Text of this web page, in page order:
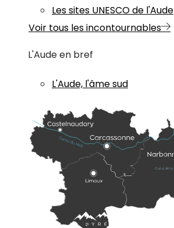
Les sites UNESCO de l'Aude
Voir tous les incontournables
L'Aude en bref
L'Aude, l'âme sud